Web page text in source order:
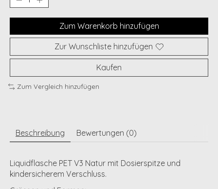
Zum Warenkorb hinzufügen
Zur Wunschliste hinzufügen
Kaufen
Zum Vergleich hinzufügen
Beschreibung Bewertungen (0)
Liquidflasche PET V3 Natur mit Dosierspitze und
kindersicherem Verschluss.